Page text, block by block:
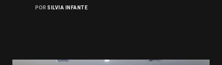
POR SILVIA INFANTE